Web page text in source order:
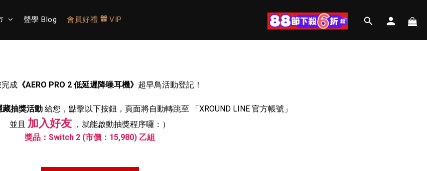
聲學 Blog 會員好禮 VIP
成 《AERO PRO 2 低延遲降噪耳機》 超早鳥活動登記！
藏抽獎活動給您，點擊以下按鈕，頁面將自動轉跳至 「XROUND LINE 官方帳號」
並且 加入好友 ，就能啟動抽獎程序囉：）
獎品 ：Switch 2 (市價：15,980) 乙組